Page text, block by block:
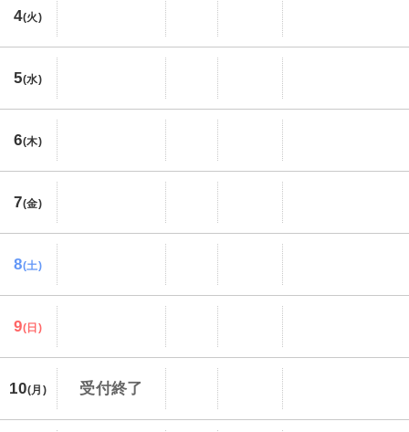
4(火)
5(水)
6(木)
7(金)
8(土)
9(日)
10(月) 受付終了